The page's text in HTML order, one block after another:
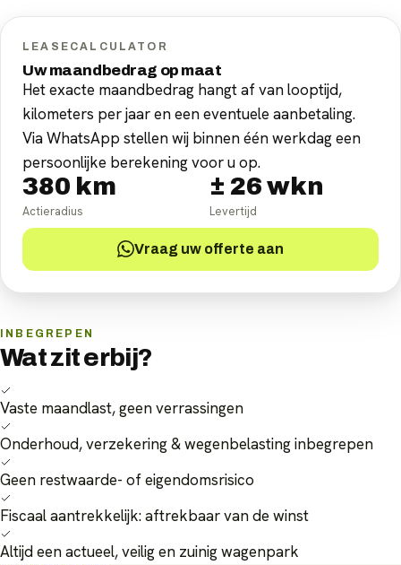
LEASECALCULATOR
Uw maandbedrag op maat
Het exacte maandbedrag hangt af van looptijd,
kilometers per jaar en een eventuele aanbetaling.
Via WhatsApp stellen wij binnen één werkdag een
persoonlijke berekening voor u op.
380 km
Actieradius
± 26 wkn
Levertijd
Vraag uw offerte aan
INBEGREPEN
Wat zit erbij?
Vaste maandlast, geen verrassingen
Onderhoud, verzekering & wegenbelasting inbegrepen
Geen restwaarde- of eigendomsrisico
Fiscaal aantrekkelijk: aftrekbaar van de winst
Altijd een actueel, veilig en zuinig wagenpark